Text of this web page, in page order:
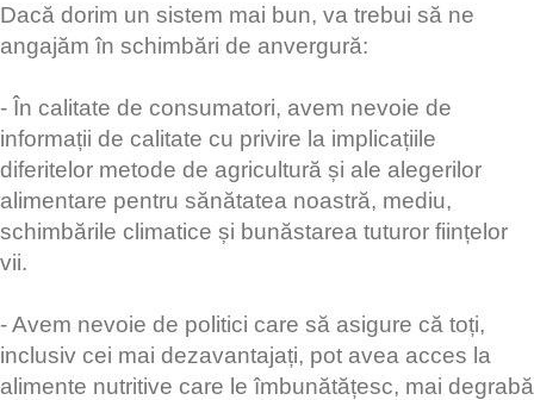
Dacă dorim un sistem mai bun, va trebui să ne
angajăm în schimbări de anvergură:
- În calitate de consumatori, avem nevoie de
informații de calitate cu privire la implicațiile
diferitelor metode de agricultură și ale alegerilor
alimentare pentru sănătatea noastră, mediu,
schimbările climatice și bunăstarea tuturor ființelor
vii.
- Avem nevoie de politici care să asigure că toți,
inclusiv cei mai dezavantajați, pot avea acces la
alimente nutritive care le îmbunătățesc, mai degrabă